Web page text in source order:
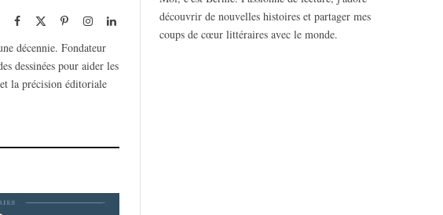
Facebook PinterestInstagramLinkedIn
décennie. Fondateur
dessinées pour aider les
la précision éditoriale
découvrir de nouvelles histoires et partager mes
coups de cœur littéraires avec le monde.